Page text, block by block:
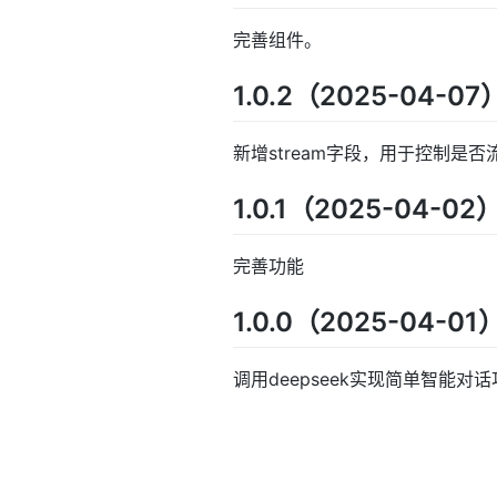
完善组件。
1.0.2（2025-04-07
新增stream字段，用于控制是否
1.0.1（2025-04-02
完善功能
1.0.0（2025-04-01
调用deepseek实现简单智能对话